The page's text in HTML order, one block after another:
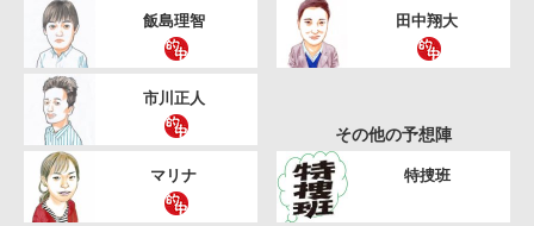
飯島理智
市川正人
マリナ
田中翔大
その他の予想陣
特捜班